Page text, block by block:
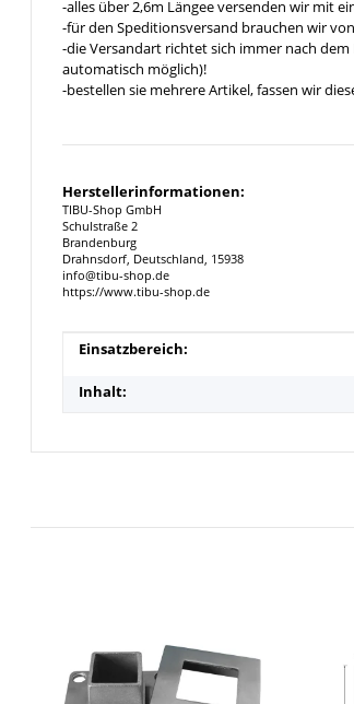
-alles über 2,6m Längee versenden wir mit
-für den Speditionsversand brauchen wir
-die Versandart richtet sich immer nach
automatisch möglich)!
-bestellen sie mehrere Artikel, fassen wir
Herstellerinformationen:
TIBU-Shop GmbH
Schulstraße 2
Brandenburg
Drahnsdorf, Deutschland, 15938
info@tibu-shop.de
https://www.tibu-shop.de
Produkteigenschaft
Wert
Einsatzbereich:
Inhalt: